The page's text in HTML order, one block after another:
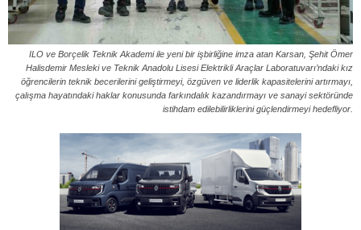
ILO ve Borçelik Teknik Akademi ile yeni bir işbirliğine imza atan Karsan, Şehit Ömer
Halisdemir Mesleki ve Teknik Anadolu Lisesi Elektrikli Araçlar Laboratuvarı’ndaki kız
öğrencilerin teknik becerilerini geliştirmeyi, özgüven ve liderlik kapasitelerini artırmayı,
çalışma hayatındaki haklar konusunda farkındalık kazandırmayı ve sanayi sektöründe
istihdam edilebilirliklerini güçlendirmeyi hedefliyor.